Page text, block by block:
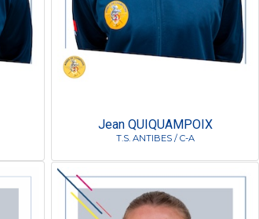
Jean QUIQUAMPOIX
T.S. ANTIBES / C-A